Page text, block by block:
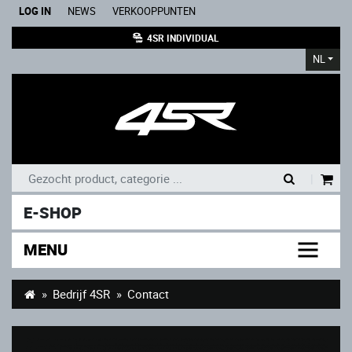
LOG IN NEWS VERKOOPPUNTEN
4SR INDIVIDUAL
NL
E-SHOP
MENU
Bedrijf 4SR Contact